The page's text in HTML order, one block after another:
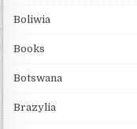
Boliwia
Books
Botswana
Brazylia